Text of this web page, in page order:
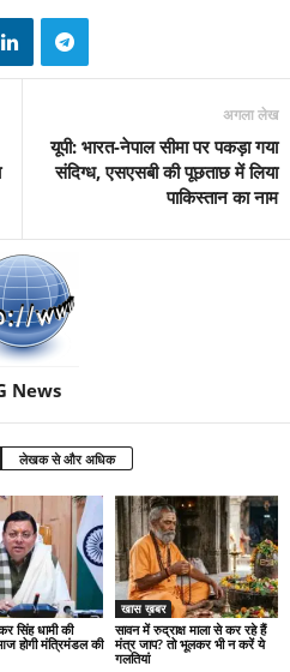
अगला लेख
यूपी: भारत-नेपाल सीमा पर पकड़ा गया
संदिग्ध, एसएसबी की पूछताछ में लिया
पाकिस्तान का नाम
News
लेखक से और अधिक
सिंह धामी की
होगी मंत्रिमंडल की
खास ख़बर
सावन में रुद्राक्ष माला से कर रहे हैं
मंत्र जाप? तो भूलकर भी न करें ये
गलतियां